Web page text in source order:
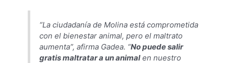
“La ciudadanía de Molina está comprometida
con el bienestar animal, pero el maltrato
aumenta”, afirma Gadea. “No puede salir
gratis maltratar a un animalen nuestro